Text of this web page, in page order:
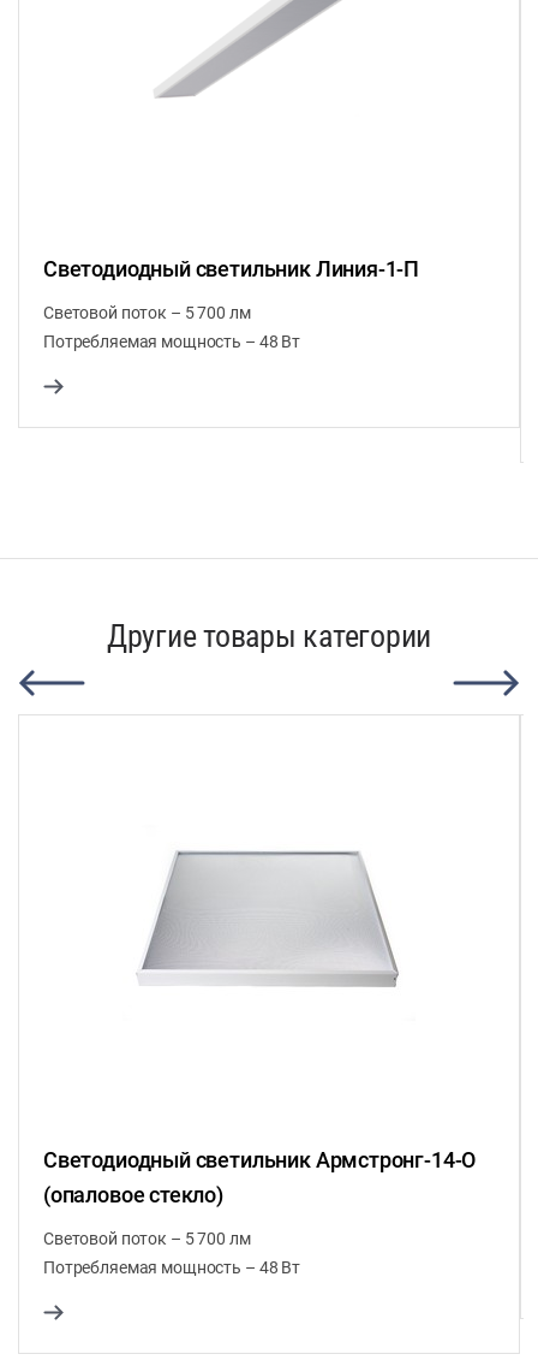
Светодиодный светильник Линия-1-П
Световой поток – 5 700 лм
Потребляемая мощность – 48 Вт
Другие товары категории
Светодиодный светильник Армстронг-14-О
(опаловое стекло)
Световой поток – 5 700 лм
Потребляемая мощность – 48 Вт